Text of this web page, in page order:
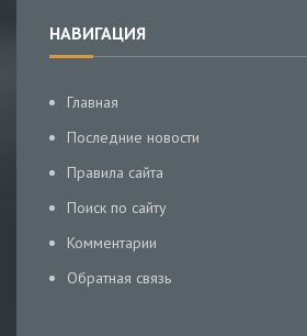
НАВИГАЦИЯ
Главная
Последние новости
Правила сайта
Поиск по сайту
Комментарии
Обратная связь